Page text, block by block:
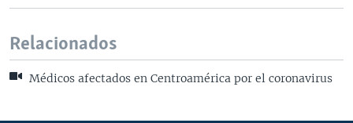
Relacionados
Médicos afectados en Centroamérica por el coronavirus